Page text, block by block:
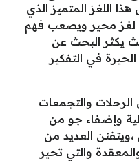
اللغز المتميز الذي
لغز محير ويصعب فهم
يكثر البحث عن
في التفكير
الرحلات والتجمعات
وإضفاء جو من
،ويتفنن العديد من
والتي تحير